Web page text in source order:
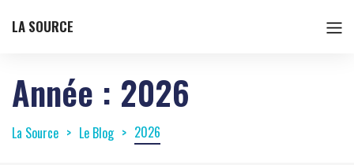
LA SOURCE
Année : 2026
La Source Le Blog 2026